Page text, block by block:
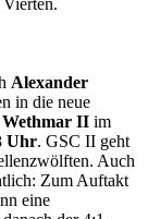
Alexander
in die neue
Wethmar II im
Uhr. GSC II geht
Auch
Zum Auftakt
eine